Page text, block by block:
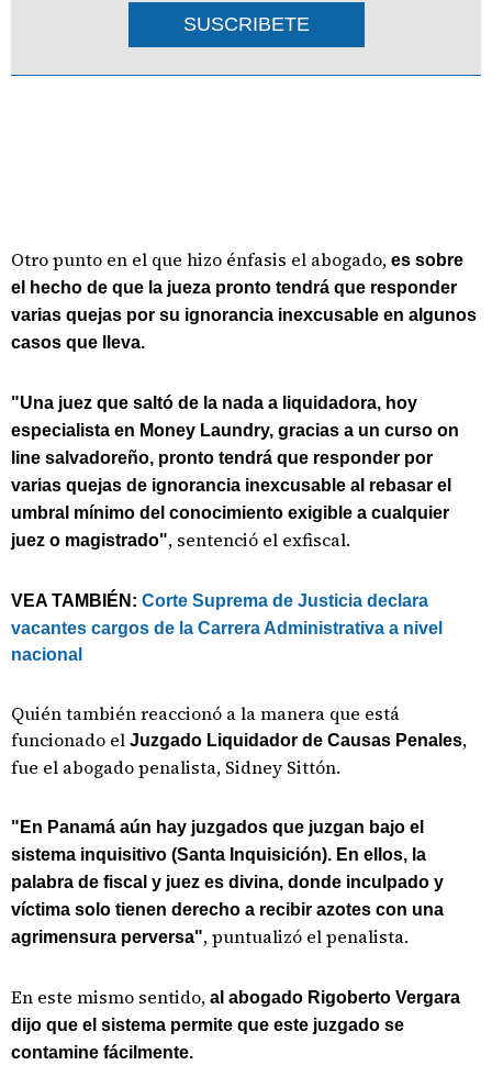
SUSCRIBETE
Otro punto en el que hizo énfasis el abogado, es sobre
el hecho de que la jueza pronto tendrá que responder
varias quejas por su ignorancia inexcusable en algunos
casos que lleva.
"Una juez que saltó de la nada a liquidadora, hoy
especialista en Money Laundry, gracias a un curso on
line salvadoreño, pronto tendrá que responder por
varias quejas de ignorancia inexcusable al rebasar el
umbral mínimo del conocimiento exigible a cualquier
juez o magistrado", sentenció el exfiscal.
VEA TAMBIÉN: Corte Suprema de Justicia declara
vacantes cargos de la Carrera Administrativa a nivel
nacional
Quién también reaccionó a la manera que está
funcionado el Juzgado Liquidador de Causas Penales,
fue el abogado penalista, Sidney Sittón.
"En Panamá aún hay juzgados que juzgan bajo el
sistema inquisitivo (Santa Inquisición). En ellos, la
palabra de fiscal y juez es divina, donde inculpado y
víctima solo tienen derecho a recibir azotes con una
agrimensura perversa", puntualizó el penalista.
En este mismo sentido, al abogado Rigoberto Vergara
dijo que el sistema permite que este juzgado se
contamine fácilmente.